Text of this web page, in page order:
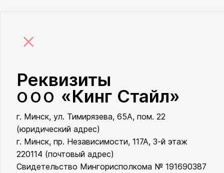
×
Реквизиты
ООО «Кинг Стайл»
ООО «Кинг Стайл»
г. Минск, ул. Тимирязева, 65А, пом. 22
(юридический адрес)
г. Минск, пр. Независимости, 117А, 3-й этаж
220114 (почтовый адрес)
Свидетельство Мингорисполкома № 191690387